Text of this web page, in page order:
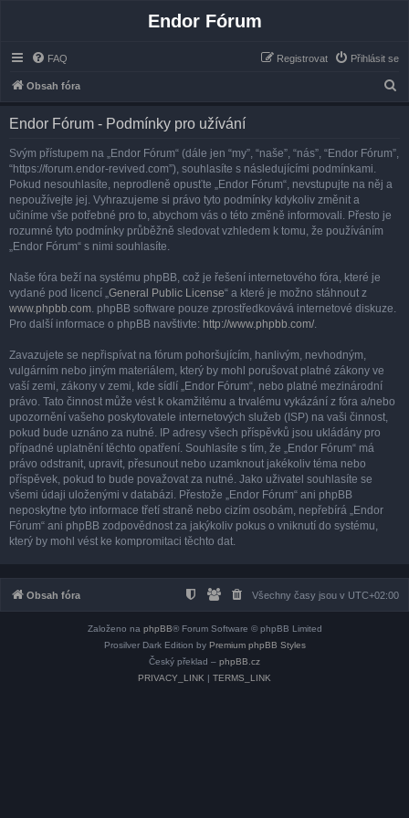
Endor Fórum
FAQ Přihlásit se
Registrovat
Obsah fóra
Endor Fórum - Podmínky pro užívání
Svým přístupem na „Endor Fórum“ (dále jen “my”, “naše”, “nás”, “Endor Fórum”,
“https://forum.endor-revived.com”), souhlasíte s následujícími podmínkami.
Pokud nesouhlasíte, neprodleně opusťte „Endor Fórum“, nevstupujte na něj a
nepoužívejte jej. Vyhrazujeme si právo tyto podmínky kdykoliv změnit a
učiníme vše potřebné pro to, abychom vás o této změně informovali. Přesto je
rozumné tyto podmínky průběžně sledovat vzhledem k tomu, že používáním
„Endor Fórum“ s nimi souhlasíte.
Naše fóra beží na systému phpBB, což je řešení internetového fóra, které je
vydané pod licencí „General Public License“ a které je možno stáhnout z
www.phpbb.com. phpBB software pouze zprostředkovává internetové diskuze.
Pro další informace o phpBB navštivte: http://www.phpbb.com/.
Zavazujete se nepřispívat na fórum pohoršujícím, hanlivým, nevhodným,
vulgárním nebo jiným materiálem, který by mohl porušovat platné zákony ve
vaší zemi, zákony v zemi, kde sídlí „Endor Fórum“, nebo platné mezinárodní
právo. Tato činnost může vést k okamžitému a trvalému vykázání z fóra a/nebo
upozornění vašeho poskytovatele internetových služeb (ISP) na vaši činnost,
pokud bude uznáno za nutné. IP adresy všech příspěvků jsou ukládány pro
případné uplatnění těchto opatření. Souhlasíte s tím, že „Endor Fórum“ má
právo odstranit, upravit, přesunout nebo uzamknout jakékoliv téma nebo
příspěvek, pokud to bude považovat za nutné. Jako uživatel souhlasíte se
všemi údaji uloženými v databázi. Přestože „Endor Fórum“ ani phpBB
neposkytne tyto informace třetí straně nebo cizím osobám, nepřebírá „Endor
Fórum“ ani phpBB zodpovědnost za jakýkoliv pokus o vniknutí do systému,
který by mohl vést ke kompromitaci těchto dat.
Obsah fóra Všechny časy jsou v UTC+02:00
Založeno na phpBB® Forum Software © phpBB Limited
Prosilver Dark Edition by Premium phpBB Styles
Český překlad – phpBB.cz
PRIVACY_LINK | TERMS_LINK